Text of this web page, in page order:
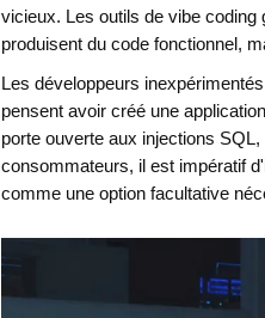
vicieux. Les outils de vibe coding
produisent du code fonctionnel,
Les développeurs
pensent avoir créé une
porte ouverte aux injections
consommateurs, il est impératif
comme une option facultative